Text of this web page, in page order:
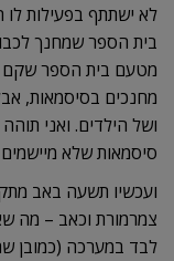
לא ישתתף בפעילות
בית הספר שמחנך
מטעם בית הספר שקם
מחנכים בסיסמאות,
ושל הילדים. ואני
סיסמאות שלא מיישמים
ועכשיו תשעה באב
צמרמורת וכאב – מה
לבד במערכה (כמובן